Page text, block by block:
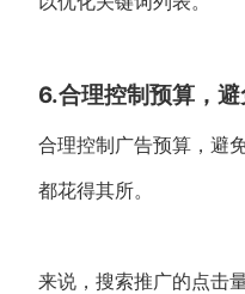
6.合理控制预算，
合理控制广告预算，避
都花得其所。
来说，搜索推广的点击